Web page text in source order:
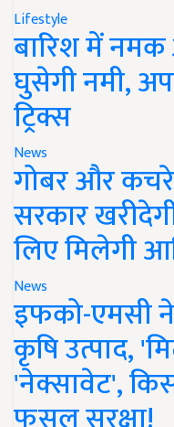
Lifestyle
बारिश में
घुसेगी नमी,
ट्रिक्स
News
गोबर और
सरकार
लिए मिलेगी
News
इफको-एमसी
कृषि उत्पाद,
'नेक्सावेट',